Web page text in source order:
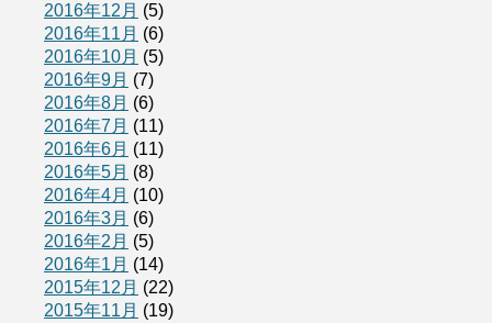
2016年12月 (5)
2016年11月 (6)
2016年10月 (5)
2016年9月 (7)
2016年8月 (6)
2016年7月 (11)
2016年6月 (11)
2016年5月 (8)
2016年4月 (10)
2016年3月 (6)
2016年2月 (5)
2016年1月 (14)
2015年12月 (22)
2015年11月 (19)